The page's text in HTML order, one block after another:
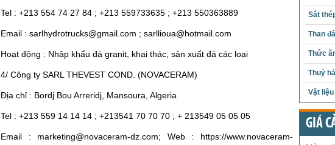
Tel : +213 554 74 27 84 ; +213 559733635 ; +213 550363889
Email : sarlhydrotrucks@gmail.com ; sarllioua@hotmail.com
Hoạt động : Nhập khẩu đá granit, khai thác, sản xuất đá các loại
4/ Công ty SARL THEVEST COND. (NOVACERAM)
Địa chỉ : Bordj Bou Arreridj, Mansoura, Algeria
Tel : +213 559 14 14 14 ; +213541 70 70 70 ; + 213549 05 05 05
Email : marketing@novaceram-dz.com; Web : https://www.novaceram-
Sắt
Than đá
Thức
Thuỷ
Vật
GIÁ